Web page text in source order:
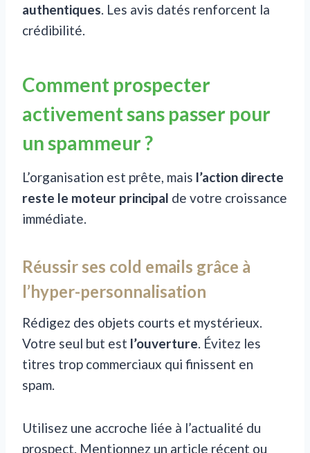
authentiques. Les avis datés renforcent la
crédibilité.
Comment prospecter
activement sans passer pour
un spammeur ?
L’organisation est prête, mais l’action directe
reste le moteur principal de votre croissance
immédiate.
Réussir ses cold emails grâce à
l’hyper-personnalisation
Rédigez des objets courts et mystérieux.
Votre seul but est l’ouverture. Évitez les
titres trop commerciaux qui finissent en
spam.
Utilisez une accroche liée à l’actualité du
prospect. Mentionnez un article récent ou